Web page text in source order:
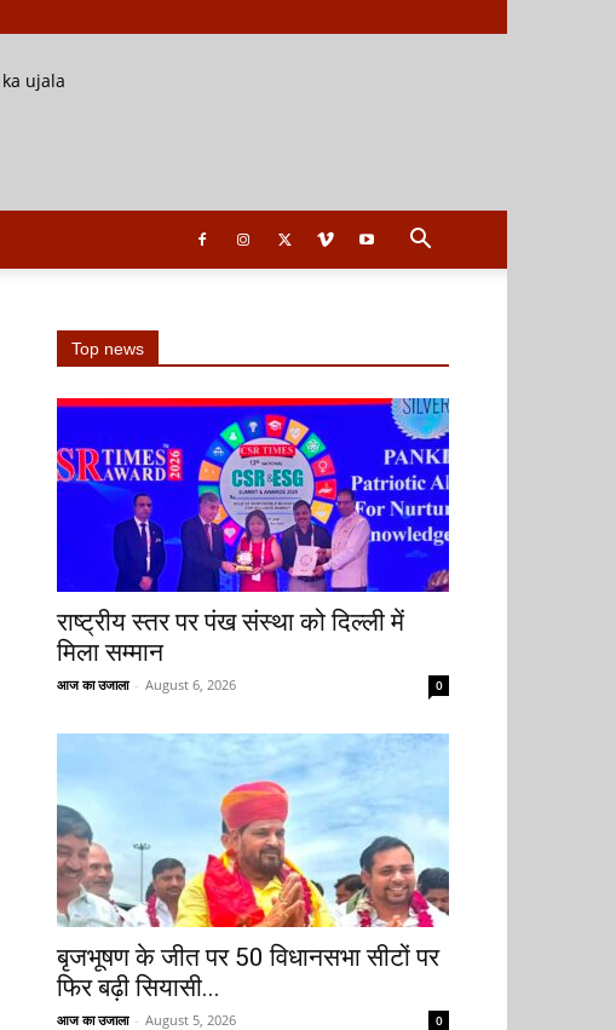
Top news
राष्ट्रीय स्तर पर पंख संस्था को दिल्ली में
मिला सम्मान
आज का उजाला - August 6, 2026 0
बृजभूषण के जीत पर 50 विधानसभा सीटों पर
फिर बढ़ी सियासी...
आज का उजाला - August 5, 2026 0